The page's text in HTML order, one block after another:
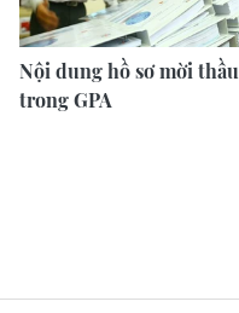
Nội dung hồ sơ mời thầu
trong GPA